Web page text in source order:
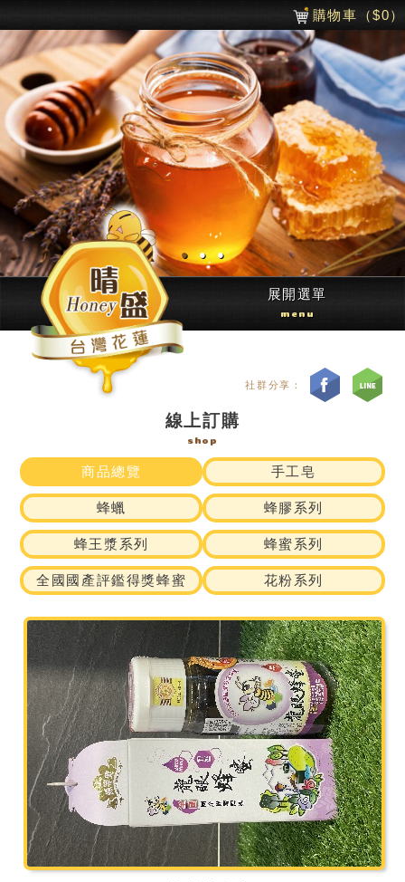
● ● ●
展開選單
menu
社群分享：
線上訂購
shop
商品總覽 手工皂
蜂蠟 蜂膠系列
蜂王漿系列 蜂蜜系列
全國國產評鑑得獎蜂蜜 花粉系列
購物車 （$0）